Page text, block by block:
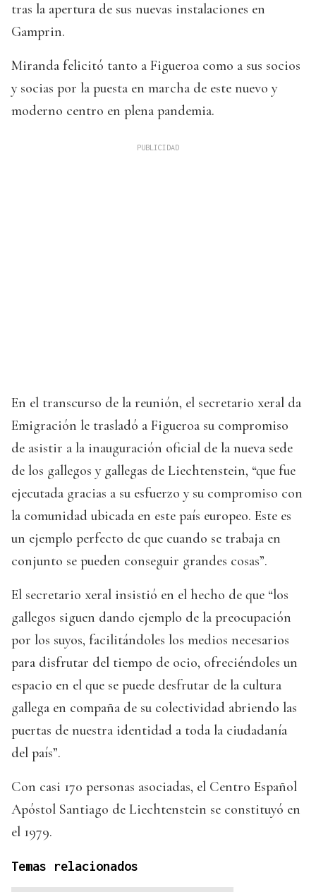
tras la apertura de sus nuevas instalaciones en
Gamprin.
Miranda felicitó tanto a Figueroa como a sus socios
y socias por la puesta en marcha de este nuevo y
moderno centro en plena pandemia.
En el transcurso de la reunión, el secretario xeral da
Emigración le trasladó a Figueroa su compromiso
de asistir a la inauguración oficial de la nueva sede
de los gallegos y gallegas de Liechtenstein, “que fue
ejecutada gracias a su esfuerzo y su compromiso con
la comunidad ubicada en este país europeo. Este es
un ejemplo perfecto de que cuando se trabaja en
conjunto se pueden conseguir grandes cosas”.
El secretario xeral insistió en el hecho de que “los
gallegos siguen dando ejemplo de la preocupación
por los suyos, facilitándoles los medios necesarios
para disfrutar del tiempo de ocio, ofreciéndoles un
espacio en el que se puede desfrutar de la cultura
gallega en compaña de su colectividad abriendo las
puertas de nuestra identidad a toda la ciudadanía
del país”.
Con casi 170 personas asociadas, el Centro Español
Apóstol Santiago de Liechtenstein se constituyó en
el 1979.
Temas relacionados